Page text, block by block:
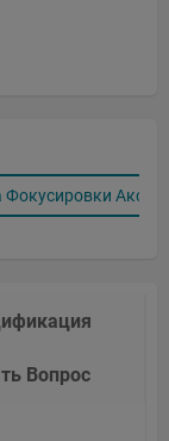
Фокусировки
Вопрос